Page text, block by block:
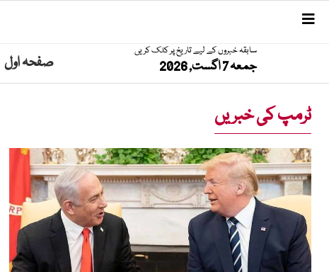
سابقہ خبروں کے لیے تاریخ پر کلک کریں
جمعہ 7 اگست, 2026 صفحہ اول
ٹرمپ کی خبریں